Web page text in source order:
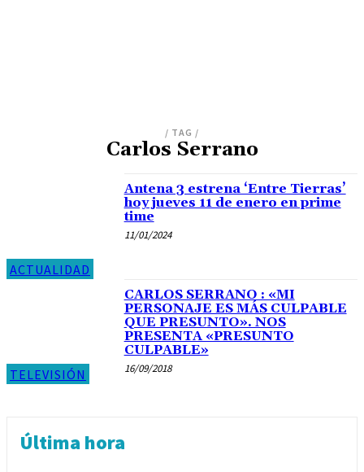
/ TAG /
Carlos Serrano
ACTUALIDAD
Antena 3 estrena ‘Entre Tierras’
hoy jueves 11 de enero en prime
time
11/01/2024
TELEVISIÓN
CARLOS SERRANO : «MI
PERSONAJE ES MÁS CULPABLE
QUE PRESUNTO». NOS
PRESENTA «PRESUNTO
CULPABLE»
16/09/2018
Última hora